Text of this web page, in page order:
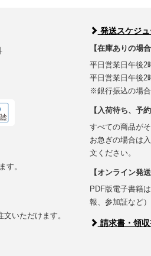
す。
いただけます。
発送スケジ
【在庫ありの場合
平日営業日午後2
平日営業日午後2
※銀行振込の場合
【入荷待ち、予
すべての商品が
お急ぎの場合は
文ください。
【オンライン発
PDF版電子書籍
報、参加証など
請求書・領